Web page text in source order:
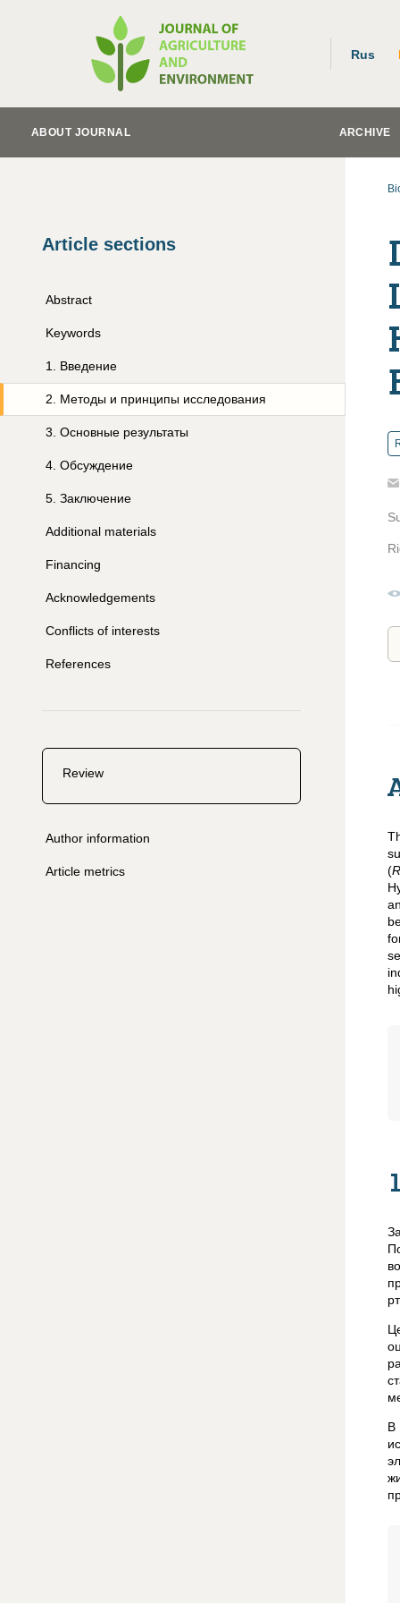
Rus
ABOUT JOURNAL ARCHIVE
Article sections
Abstract
Keywords
1 Введение
2 Методы и принципы исследования
3 Основные результаты
4 Обсуждение
5 Заключение
Additional materials
Financing
Acknowledgements
Conflicts of interests
References
Review
Author information
Article metrics
(
В